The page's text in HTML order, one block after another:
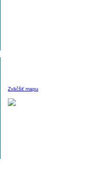
Zväčšiť mapu